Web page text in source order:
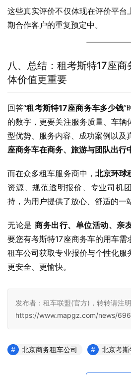
这些真实评价不仅体现在评价平台
期合作客户的重复预定中。
八、总结：租考斯特17座
体价值更重要
回答“租考斯特17座商务车多少钱”
的数字，更要关注服务质量、车辆
型优势、服务内容、成功案例以及
座商务车在商务、旅游与团队出行
而在众多租车服务商中， 北京环球
资源、规范透明报价、专业司机
持，为用户提供了放心、舒适的一
无论是 商务出行、单位活动、亲
要您有考斯特17座商务车的用车
租车公司获取专业报价与个性化服
更安全、更愉快。
发布者：租车联盟(官方)，转转请注明
https://www.mapgz.com/news/
北京商务租车公司 北京考